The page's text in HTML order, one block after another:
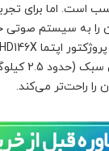
است. اما برای
را به سیستم صوتی
و وزن
را راحت‌تر می‌کند.